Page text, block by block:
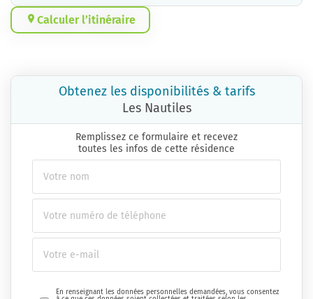
Calculer l’itinéraire
Obtenez les disponibilités & tarifs
Les Nautiles
Remplissez ce formulaire et recevez
toutes les infos de cette résidence
En renseignant les données personnelles demandées, vous consentez